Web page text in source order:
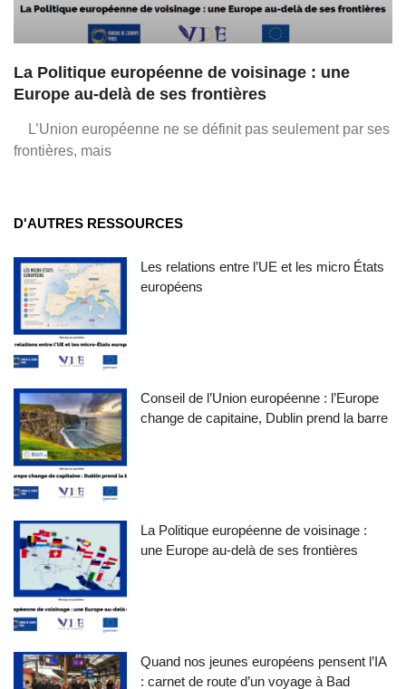
La Politique européenne de voisinage : une
Europe au-delà de ses frontières
L’Union européenne ne se définit pas seulement par ses
frontières, mais
D'AUTRES RESSOURCES
Les relations entre l’UE et les micro États
européens
Conseil de l’Union européenne : l’Europe
change de capitaine, Dublin prend la barre
La Politique européenne de voisinage :
une Europe au-delà de ses frontières
Quand nos jeunes européens pensent l’IA
: carnet de route d’un voyage à Bad